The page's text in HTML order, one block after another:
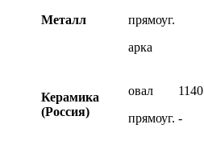
Металл
прямоуг.
арка
Керамика
(Россия)
овал
прямоуг.
1140
-